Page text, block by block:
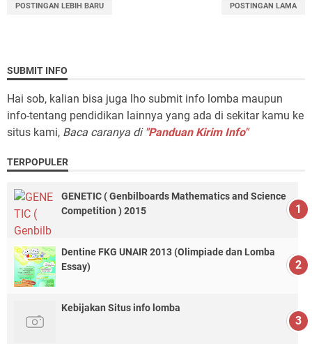
POSTINGAN LEBIH BARU POSTINGAN LAMA
SUBMIT INFO
Hai sob, kalian bisa juga lho submit info lomba maupun
info-tentang pendidikan lainnya yang ada di sekitar kamu ke
situs kami, Baca caranya di "Panduan Kirim Info"
TERPOPULER
GENETIC ( Genbilboards Mathematics and Science
Competition ) 2015
Dentine FKG UNAIR 2013 (Olimpiade dan Lomba
Essay)
Kebijakan Situs info lomba